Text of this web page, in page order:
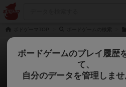
ウノ 僕のヒーロ
0件のルール/イ
ボードゲームのプレイ履歴
て、
自分のデータを管理しませ